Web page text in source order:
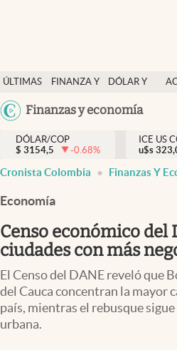
ÚLTIMAS
NOTICIAS
FINANZA Y
DÓLAR Y
Finanzas y economía
Salud y nutrición
Vida espiritual
Actualidad
Colombia
DÓLAR/COP
$ 3154,5 -0.68%
ICE US
u$s
Cronista Colombia Finanzas Y
Economía
Censo económico del
ciudades con más
El Censo del DANE reveló que
del Cauca concentran la mayor
país, mientras el rebusque
urbana.